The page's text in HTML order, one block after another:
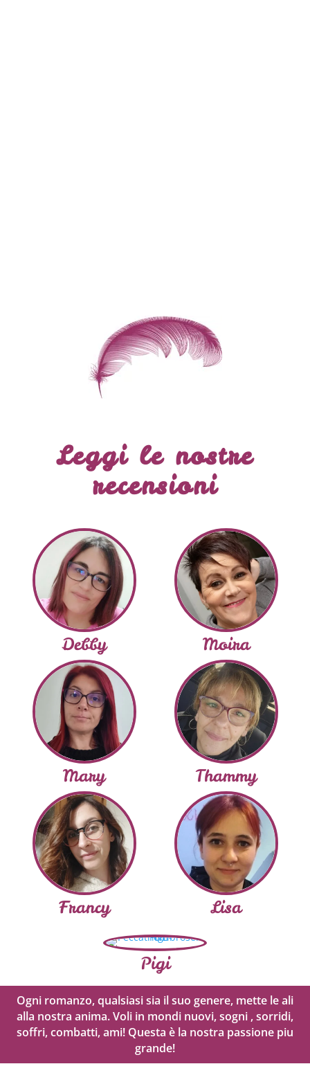
Leggi le nostre
recensioni
Debby Moira
Mary Thammy
Francy Lisa
Pigi
Ogni romanzo, qualsiasi sia il suo genere, mette le ali
alla nostra anima. Voli in mondi nuovi, sogni , sorridi,
soffri, combatti, ami! Questa è la nostra passione piu
grande!